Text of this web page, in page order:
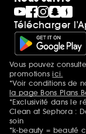
Télécharger
Mentions
Vous pouvez
promotionsici.
*Voir conditions de
la page Bons Plans
*Exclusivité dans le
Clean at Sephora :
soin
*k-beauty = beauté